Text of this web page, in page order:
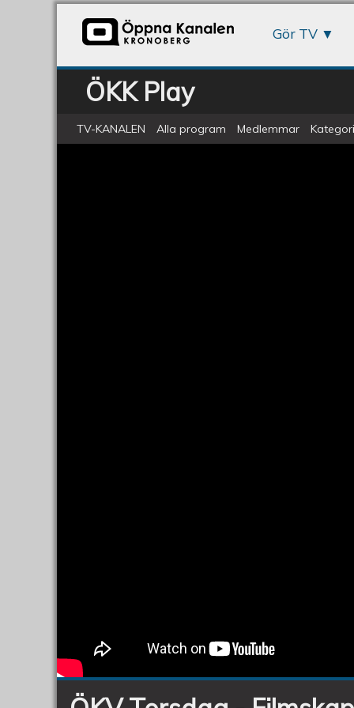
Gör TV
ÖKK Play
TV-KANALEN Alla program Medlemmar